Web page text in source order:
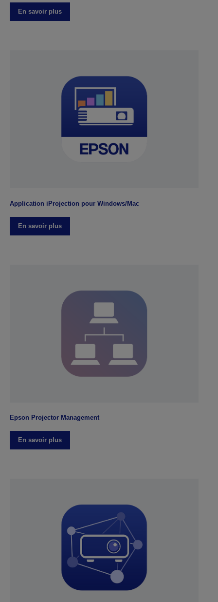
En savoir plus
Application iProjection pour Windows/Mac
En savoir plus
Epson Projector Management
En savoir plus